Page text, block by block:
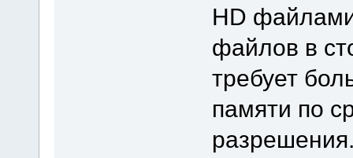
HD
файлов в
требует
памяти по